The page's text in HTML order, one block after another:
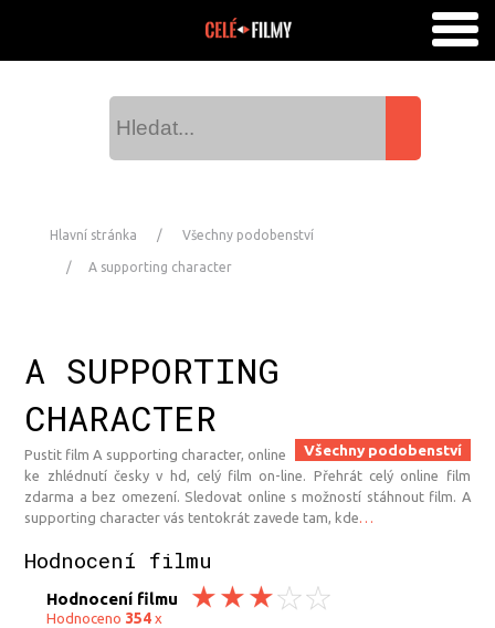
Hlavní stránka Všechny podobenství
A supporting character
A SUPPORTING
CHARACTER
Všechny podobenství
Pustit film A supporting character, online
ke zhlédnutí česky v hd, celý film on-line. Přehrát celý online film
zdarma a bez omezení. Sledovat online s možností stáhnout film. A
supporting character vás tentokrát zavede tam, kde
Hodnocení filmu
Hodnocení filmu
Hodnoceno 354x